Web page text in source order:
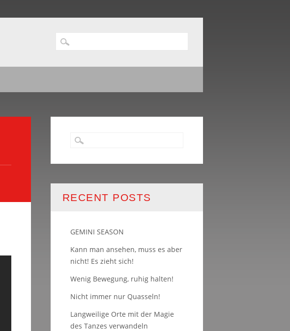
RECENT POSTS
GEMINI SEASON
Kann man ansehen, muss es aber
nicht! Es zieht sich!
Wenig Bewegung, ruhig halten!
Nicht immer nur Quasseln!
Langweilige Orte mit der Magie
des Tanzes verwandeln